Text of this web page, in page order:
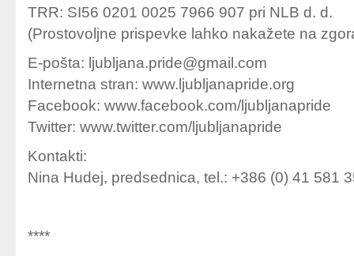
TRR: SI56 0201 0025 7966 907 pri NLB d. d.
(Prostovoljne prispevke lahko nakažete na
E-pošta: ljubljana.pride@gmail.com
Internetna stran: www.ljubljanapride.org
Facebook: www.facebook.com/ljubljanapride
Twitter: www.twitter.com/ljubljanapride
Kontakti:
Nina Hudej, predsednica, tel.: +386 (0) 41 581
****